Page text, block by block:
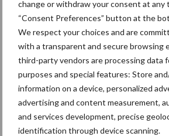
change or withdraw your consent at any
“Consent Preferences” button at the
We respect your choices and are
with a transparent and secure browsing
third-party vendors are processing data
purposes and special features: Store
information on a device, personalized
advertising and content measurement,
and services development, precise
identification through device scanning.
Kunstmeststrooier
Toon meer